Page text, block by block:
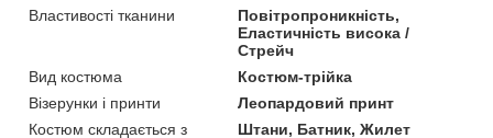
Властивості тканини
Повітропроникність,
Еластичність висока /
Стрейч
Вид костюма
Костюм-трійка
Візерунки і принти
Леопардовий принт
Костюм складається з
Штани, Батник, Жилет